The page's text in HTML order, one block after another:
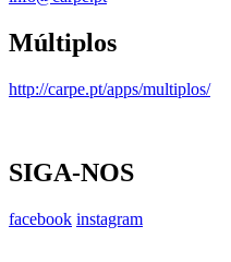
Múltiplos
http://carpe.pt/apps/multiplos/
SIGA-NOS
facebook instagram